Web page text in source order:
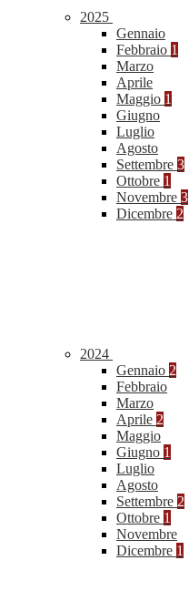
2025
Gennaio
Febbraio 1
Marzo
Aprile
Maggio 1
Giugno
Luglio
Agosto
Settembre 3
Ottobre 1
Novembre 3
Dicembre 2
2024
Gennaio 2
Febbraio
Marzo
Aprile 2
Maggio
Giugno 1
Luglio
Agosto
Settembre 2
Ottobre 1
Novembre
Dicembre 1